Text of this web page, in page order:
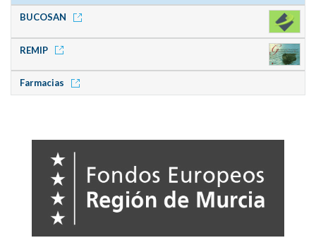
BUCOSAN
REMIP
Farmacias